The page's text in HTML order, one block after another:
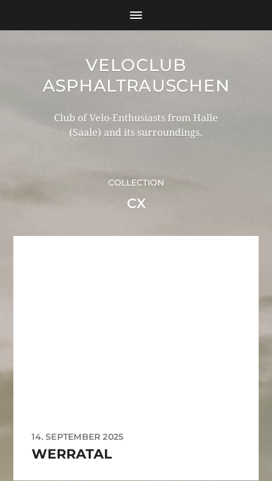
VELOCLUB
ASPHALTRAUSCHEN
Club of Velo-Enthusiasts from Halle
(Saale) and its surroundings.
COLLECTION
CX
14. SEPTEMBER 2025
WERRATAL